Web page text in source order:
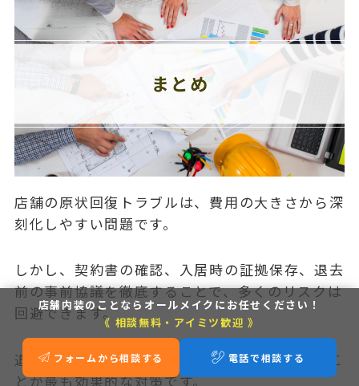
店舗の原状回復トラブルは、費用の大きさから深
刻化しやすい問題です。
しかし、契約書の確認、入居時の証拠保存、退去
前の事前協議を徹底することで、多くのリスクは
回避できます。
退去時に慌てるのではなく、出店時から備えるこ
とが最も効果的な対策です。
店舗内装のことなら オールメイクにお任せください！
《 相談無料・アイミツ歓迎 》
フォームから相談する 電話で相談する